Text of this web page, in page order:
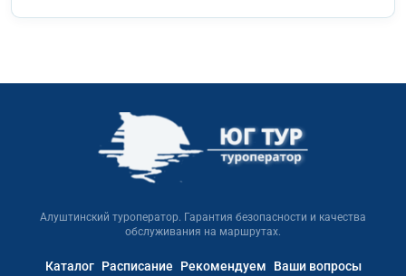
Алуштинский туроператор. Гарантия безопасности и качества
обслуживания на маршрутах.
Каталог Расписание Рекомендуем Ваши вопросы